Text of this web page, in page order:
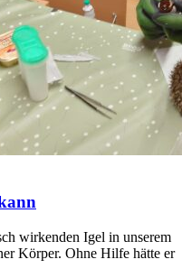
wirkenden Igel in unserem
Körper. Ohne Hilfe hätte er